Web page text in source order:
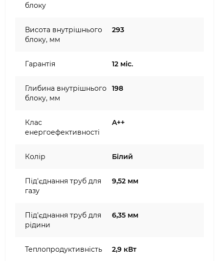
блоку
Висота внутрішнього
блоку, мм
293
Гарантія 12 міс.
Глибина внутрішнього
блоку, мм
198
Клас
енергоефективності
A++
Колір Білий
Під'єднання труб для
газу
9,52 мм
Під'єднання труб для
рідини
6,35 мм
Теплопродуктивність 2,9 кВт